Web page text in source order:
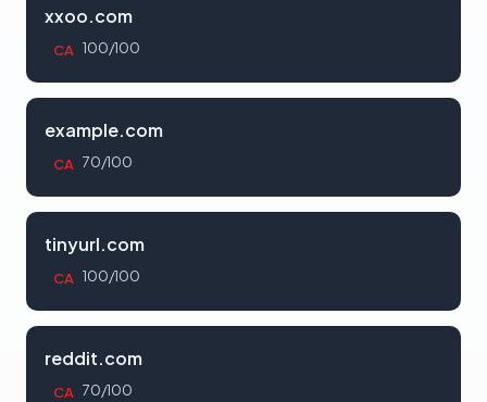
xxoo.com
CA 100/100
example.com
CA 70/100
tinyurl.com
CA 100/100
reddit.com
CA 70/100